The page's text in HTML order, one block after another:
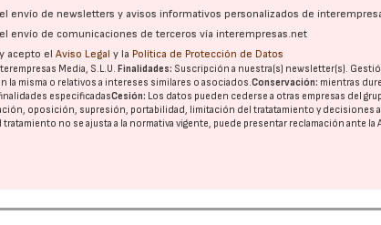
envío de newsletters y avisos informativos personalizados de
envío de comunicaciones de terceros vía interempresas.net
acepto elAviso Legal y la Política de Protección de Datos
Media, S.L.U. Finalidades: Suscripción a nuestra(s) newsletter(s).
la misma o relativos a intereses similares o asociados.Conservación: mientras
finalidades especificadasCesión: Los datos pueden cederse a otras empresas del
oposición, supresión, portabilidad, limitación del tratatamiento y decisiones
tratamiento no se ajusta a la normativa vigente, puede presentar reclamación ante la